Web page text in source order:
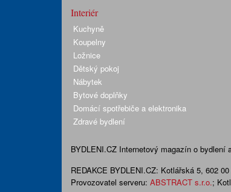
Interiér
Kuchyně
Koupelny
Ložnice
Dětský pokoj
Nábytek
Bytové doplňky
Domácí spotřebiče a elektronika
Zdravé bydlení
BYDLENI.CZ Internetový magazín o bydlení
REDAKCE BYDLENI.CZ: Kotlářská 5, 602
Provozovatel serveru: ABSTRACT s.r.o.;